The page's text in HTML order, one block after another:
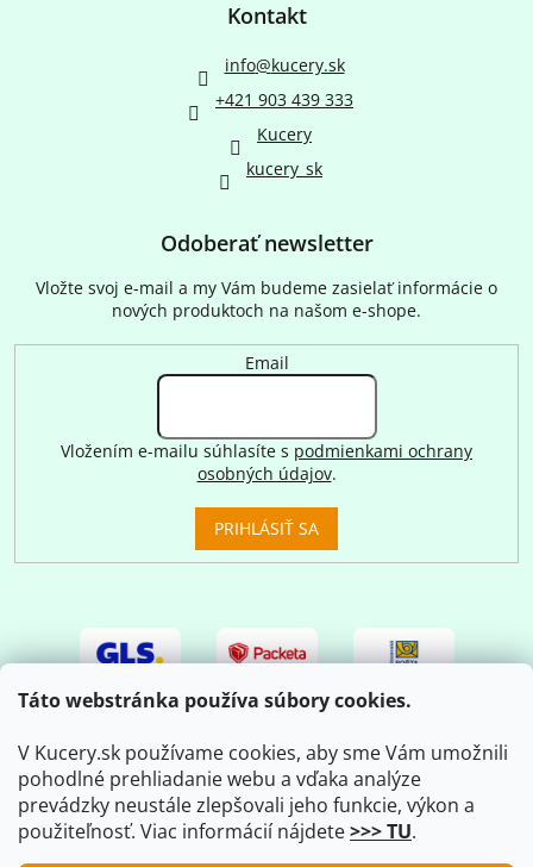
Táto webstránka používa súbory cookies.
V Kucery.sk používame cookies, aby sme Vám umožnili
pohodlné prehliadanie webu a vďaka analýze
prevádzky neustále zlepšovali jeho funkcie, výkon a
použiteľnosť. Viac informácií nájdete>>> TU.
Kontakt
info@kucery.sk
+421 903 439 333
Kucery
kucery_sk
Odoberať newsletter
Vložte svoj e-mail a my Vám budeme zasielať informácie o
nových produktoch na našom e-shope.
Email
Vložením e-mailu súhlasíte s podmienkami ochrany
osobných údajov.
PRIHLÁSIŤ SA